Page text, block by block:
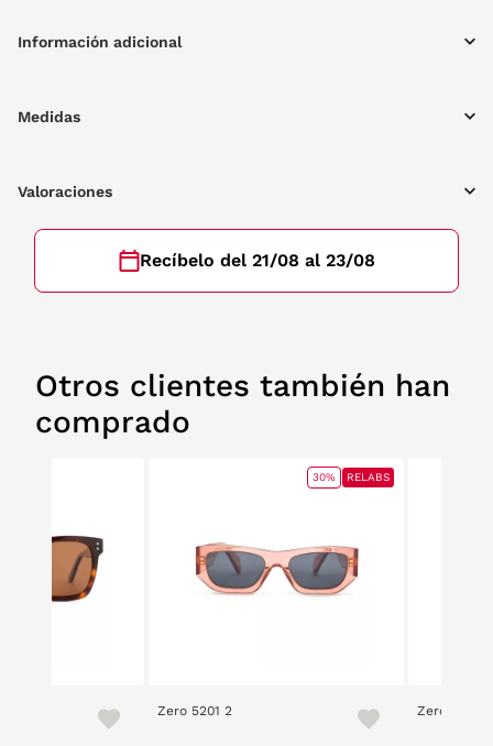
Información adicional
Medidas
Valoraciones
Recíbelo del 21/08 al 23/08
Otros clientes también han
comprado
Zero 5201 2
30% RELABS
Zero 5201 3